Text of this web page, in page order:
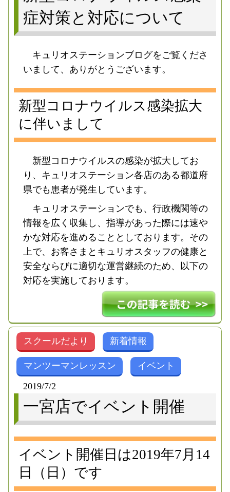
症対策と対応について
キュリオステーションブログをご覧くださ
いまして、ありがとうございます。
新型コロナ ウイルス感染拡大
に伴いまして
新型コロナウイルスの感染が拡大してお
り、キュリオステーション各店のある都道府
県でも患者が発生しています。
キュリオステーションでも、行政機関等の
情報を広く収集し、指導があった際には速や
かな対応を進めることとしております。その
上で、お客さまとキュリオスタッフの健康と
安全ならびに適切な運営継続のため、以下の
対応を実施しております。
スクールだより 新着情報
マンツーマンレッスン
イベント
2019/7/2
一宮店でイベント開催
イベント開催日は2019年7月14
日（日）です